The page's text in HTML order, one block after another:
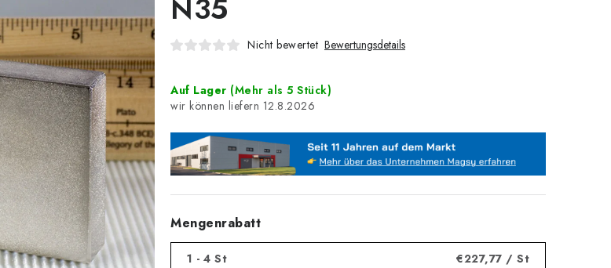
N35
Nicht bewertet Bewertungsdetails
Auf Lager (Mehr als 5 Stück)
12.8.2026
Mengenrabatt
1 - 4 St €227,77 / St